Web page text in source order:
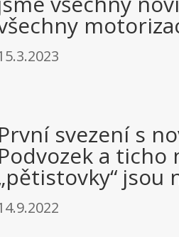
První svezení s
Podvozek a ticho
jsou